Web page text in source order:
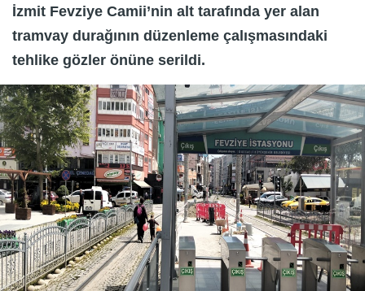
İzmit Fevziye Camii’nin alt tarafında yer alan
tramvay durağının düzenleme çalışmasındaki
tehlike gözler önüne serildi.